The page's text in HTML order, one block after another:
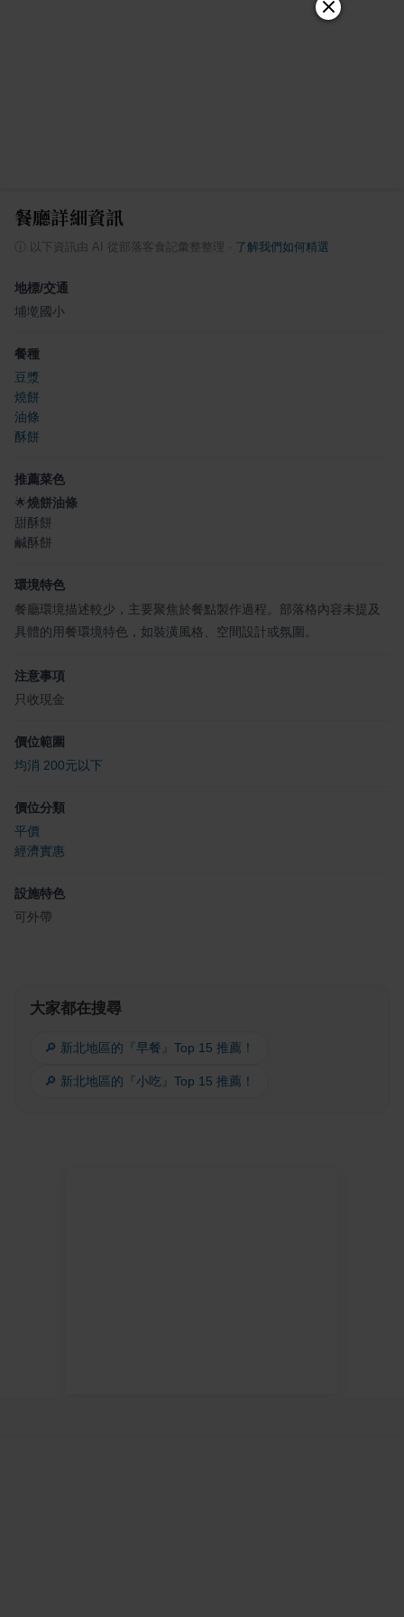
餐廳詳細資訊
以下資訊由 AI 從部落客食記彙整整理 了解我們如何精選
地標/交通
埔墘國小
餐種
豆漿
燒餅
油條
酥餅
推薦菜色
🌟燒餅油條
甜酥餅
鹹酥餅
環境特色
餐廳環境描述較少，主要聚焦於餐點製作過程。部落格內容未提及
具體的用餐環境特色，如裝潢風格、空間設計或氛圍。
注意事項
只收現金
價位範圍
均消 200元以下
價位分類
平價
經濟實惠
設施特色
可外帶
大家都在搜尋
🔎 新北地區的『早餐』Top 15 推薦！
🔎 新北地區的『小吃』Top 15 推薦！